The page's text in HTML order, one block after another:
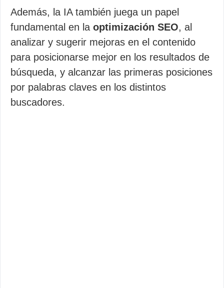
Además, la IA también juega un papel
fundamental en la optimización SEO, al
analizar y sugerir mejoras en el contenido
para posicionarse mejor en los resultados de
búsqueda, y alcanzar las primeras posiciones
por palabras claves en los distintos
buscadores.